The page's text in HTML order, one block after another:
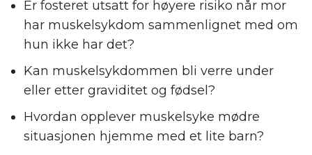
Er fosteret utsatt for høyere risiko når mor
har muskelsykdom sammenlignet med om
hun ikke har det?
Kan muskelsykdommen bli verre under
eller etter graviditet og fødsel?
Hvordan opplever muskelsyke mødre
situasjonen hjemme med et lite barn?